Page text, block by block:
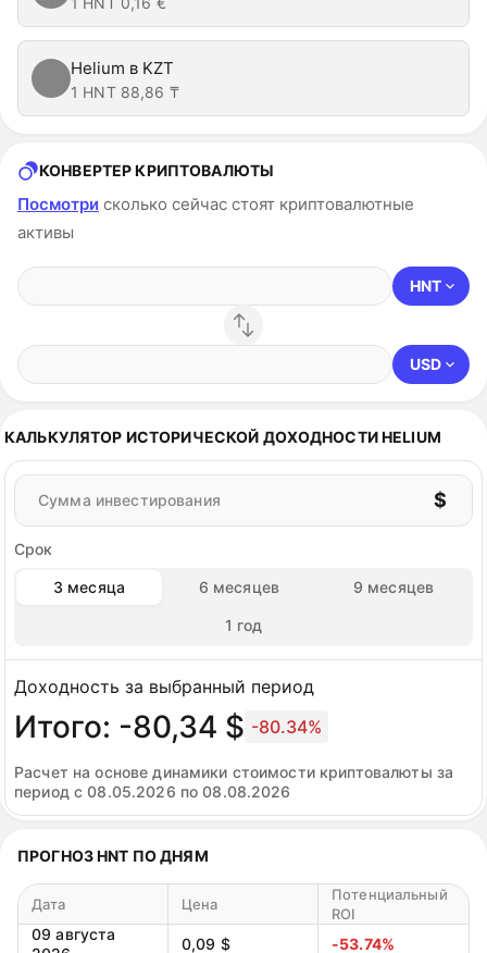
Helium в KZT
1 HNT 88,86 ₸
КОНВЕРТЕР КРИПТОВАЛЮТЫ
Посмотри сколько сейчас стоят криптовалютные
активы
HNT
USD
КАЛЬКУЛЯТОР ИСТОРИЧЕСКОЙ ДОХОДНОСТИ HELIUM
Сумма инвестирования $
Срок
3 месяца 6 месяцев 9 месяцев
1 год
Доходность за выбранный период
Итого: -80,34 $ -80.34%
Расчет на основе динамики стоимости криптовалюты за
период с 08.05.2026 по 08.08.2026
ПРОГНОЗ HNT ПО ДНЯМ
Дата Цена
Потенциальный
ROI
09 августа
0,09 $ -53.74%